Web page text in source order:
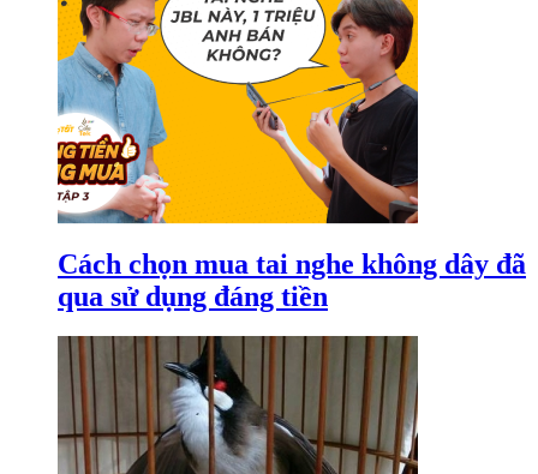
Cách chọn mua tai nghe không dây đã
qua sử dụng đáng tiền